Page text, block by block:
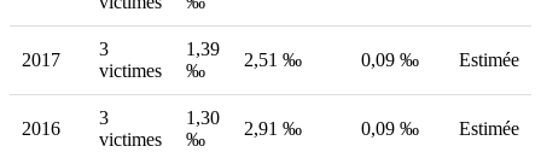
2017
3
victimes
1,39
‰
2,51 ‰ 0,09 ‰ Estimée
2016
3
victimes
1,30
‰
2,91 ‰ 0,09 ‰ Estimée